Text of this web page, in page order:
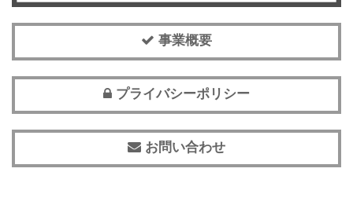
事業概要
プライバシーポリシー
お問い合わせ